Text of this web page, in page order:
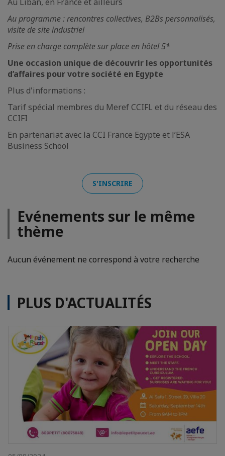
Au programme : rencontres collectives, B2Bs personnalisés,
visite de site industriel
Prise en charge complète sur place en hôtel 5*
Une occasion unique de découvrir les opportunités
d’affaires pour votre société en Egypte
Plus d'informations :
Tarif spécial membres du Meref CCIFL et du réseau des
CCIFI
En partenariat avec la CCI France Egypte et l’ESA
Business School
S'INSCRIRE
Evénements sur le même
thème
Aucun événement ne correspond à votre recherche
PLUS D'ACTUALITÉS